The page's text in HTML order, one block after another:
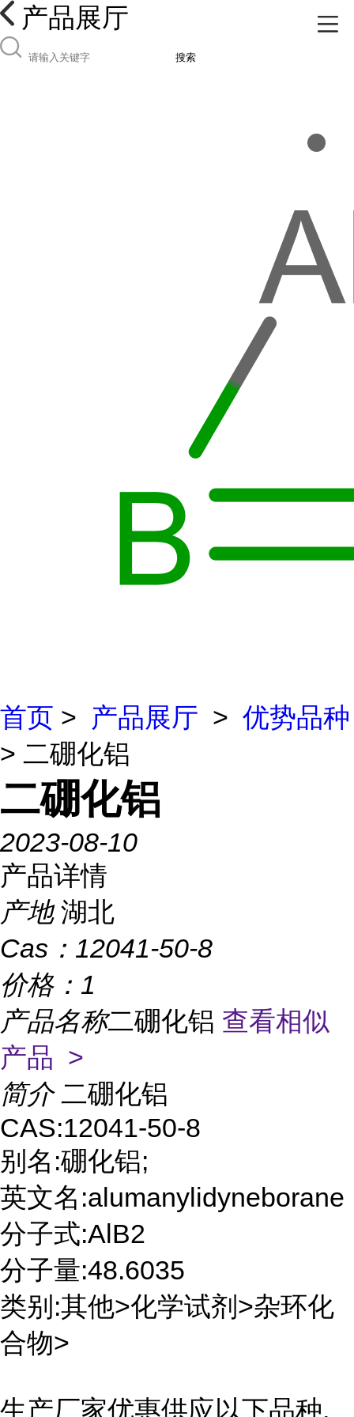
产品展厅
搜索
首页 > 产品展厅 > 优势品种
> 二硼化铝
二硼化铝
2023-08-10
产品详情
产地 湖北
Cas： 12041-50-8
价格： 1
产品名称二硼化铝 查看相似
产品 >
简介 二硼化铝
CAS:12041-50-8
别名:硼化铝;
英文名:alumanylidyneborane
分子式:AlB2
分子量:48.6035
类别:其他>化学试剂>杂环化
合物>
生产厂家优惠供应以下品种,